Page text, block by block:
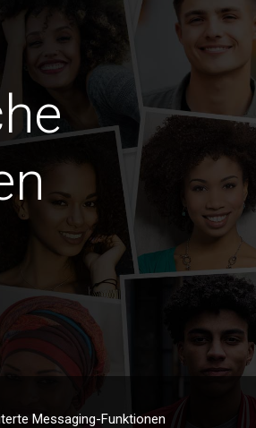
Messaging-Funktionen